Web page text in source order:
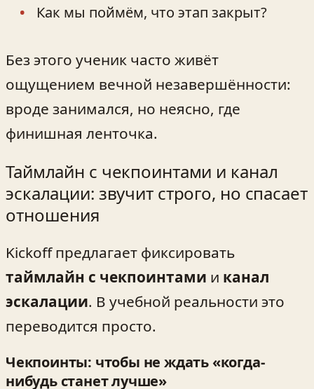
Как мы поймём, что этап закрыт?
Без этого ученик часто живёт
ощущением вечной незавершённости:
вроде занимался, но неясно, где
финишная ленточка.
Таймлайн с чекпоинтами и канал
эскалации: звучит строго, но спасает
отношения
Kickoff предлагает фиксировать
таймлайн с чекпоинтами и канал
эскалации. В учебной реальности это
переводится просто.
Чекпоинты: чтобы не ждать «когда-
нибудь станет лучше»